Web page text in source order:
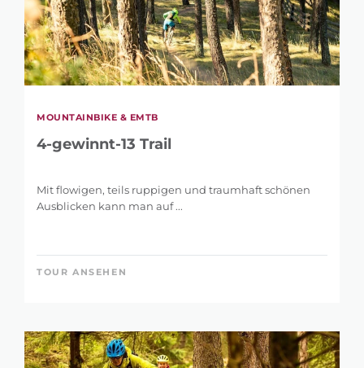
MOUNTAINBIKE & EMTB
4-gewinnt-13 Trail
Mit flowigen, teils ruppigen und traumhaft schönen
Ausblicken kann man auf ...
TOUR ANSEHEN